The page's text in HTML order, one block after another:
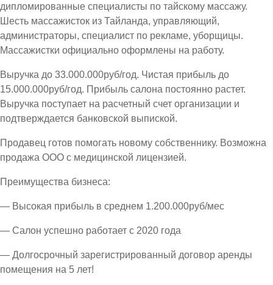
дипломированные специалисты по тайскому массажу.
Шесть массажисток из Тайланда, управляющий,
администраторы, специалист по рекламе, уборщицы.
Массажистки официально оформлены на работу.
Выручка до 33.000.000руб/год. Чистая прибыль до
15.000.000руб/год. Прибыль салона постоянно растет.
Выручка поступает на расчетный счет организации и
подтверждается банковской выпиской.
Продавец готов помогать новому собственнику. Возможна
продажа ООО с медицинской лицензией.
Преимущества бизнеса:
— Высокая прибыль в среднем 1.200.000руб/мес
— Салон успешно работает с 2020 года
— Долгосрочный зарегистрированный договор аренды
помещения на 5 лет!